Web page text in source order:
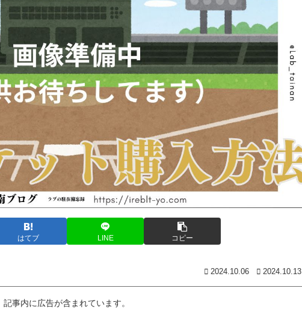
はてブ LINE コピー
2024.10.06 2024.10.13
記事内に広告が含まれています。